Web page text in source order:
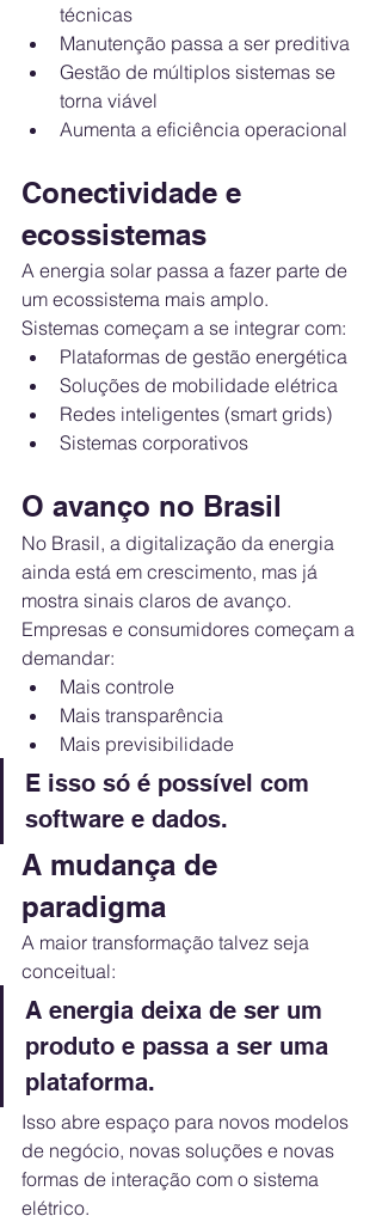
técnicas
Manutenção passa a ser preditiva
Gestão de múltiplos sistemas se
torna viável
Aumenta a eficiência operacional
Conectividade e
ecossistemas
A energia solar passa a fazer parte de
um ecossistema mais amplo.
Sistemas começam a se integrar com:
Plataformas de gestão energética
Soluções de mobilidade elétrica
Redes inteligentes (smart grids)
Sistemas corporativos
O avanço no Brasil
No Brasil, a digitalização da energia
ainda está em crescimento, mas já
mostra sinais claros de avanço.
Empresas e consumidores começam a
demandar:
Mais controle
Mais transparência
Mais previsibilidade
E isso só é possível com
software e dados.
A mudança de
paradigma
A maior transformação talvez seja
conceitual:
A energia deixa de ser um
produto e passa a ser uma
plataforma.
Isso abre espaço para novos modelos
de negócio, novas soluções e novas
formas de interação com o sistema
elétrico.